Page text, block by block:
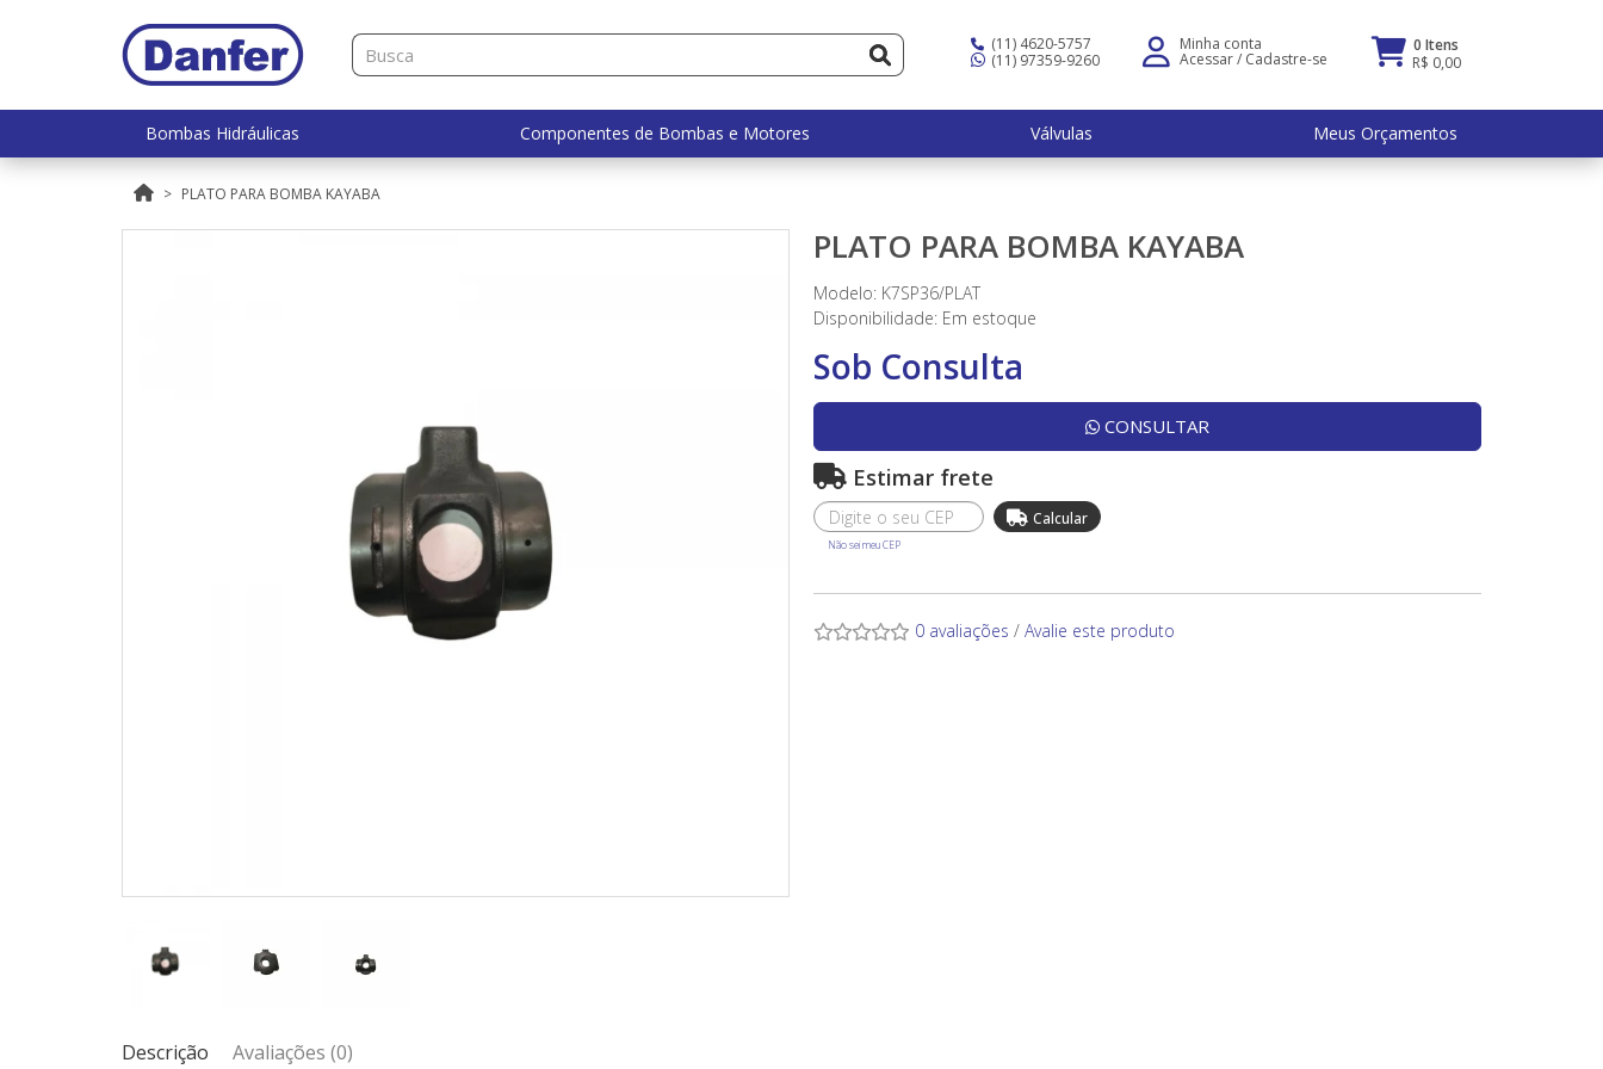
(11) 4620-5757
(11) 97359-9260
Minha conta
Acessar/ Cadastre-se
0 Itens
R$ 0,00
Bombas Hidráulicas Componentes de Bombas e Motores Válvulas Meus Orçamentos
PLATO PARA BOMBA KAYABA
PLATO PARA BOMBA KAYABA
Modelo: K7SP36/PLAT
Disponibilidade: Em estoque
Sob Consulta
CONSULTAR
Estimar frete
Não sei meu CEP
0 avaliações / Avalie este produto
Descrição Avaliações (0)